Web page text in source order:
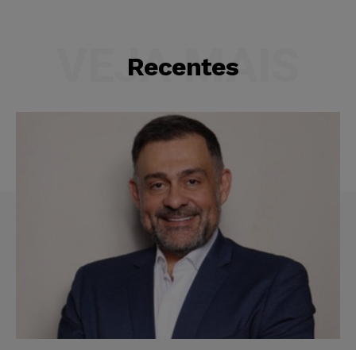
Recentes
VEJA MAIS